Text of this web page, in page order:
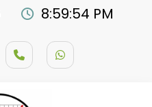
8:59:55 PM